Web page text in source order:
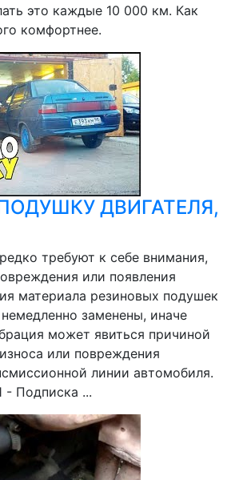
это каждые 10 000 км. Как
комфортнее.
ДВИГАТЕЛЯ,
требуют к себе внимания,
или появления
материала резиновых подушек
заменены, иначе
может явиться причиной
или повреждения
линии автомобиля.
Подписка ...